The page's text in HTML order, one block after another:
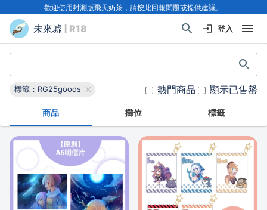
歡迎使用封測版飛天奶茶，請按此回報問題或提供建議。
未來墟 | R18 登入
標籤：RG25goods 熱門商品 顯示已售罄
商品 攤位 標籤